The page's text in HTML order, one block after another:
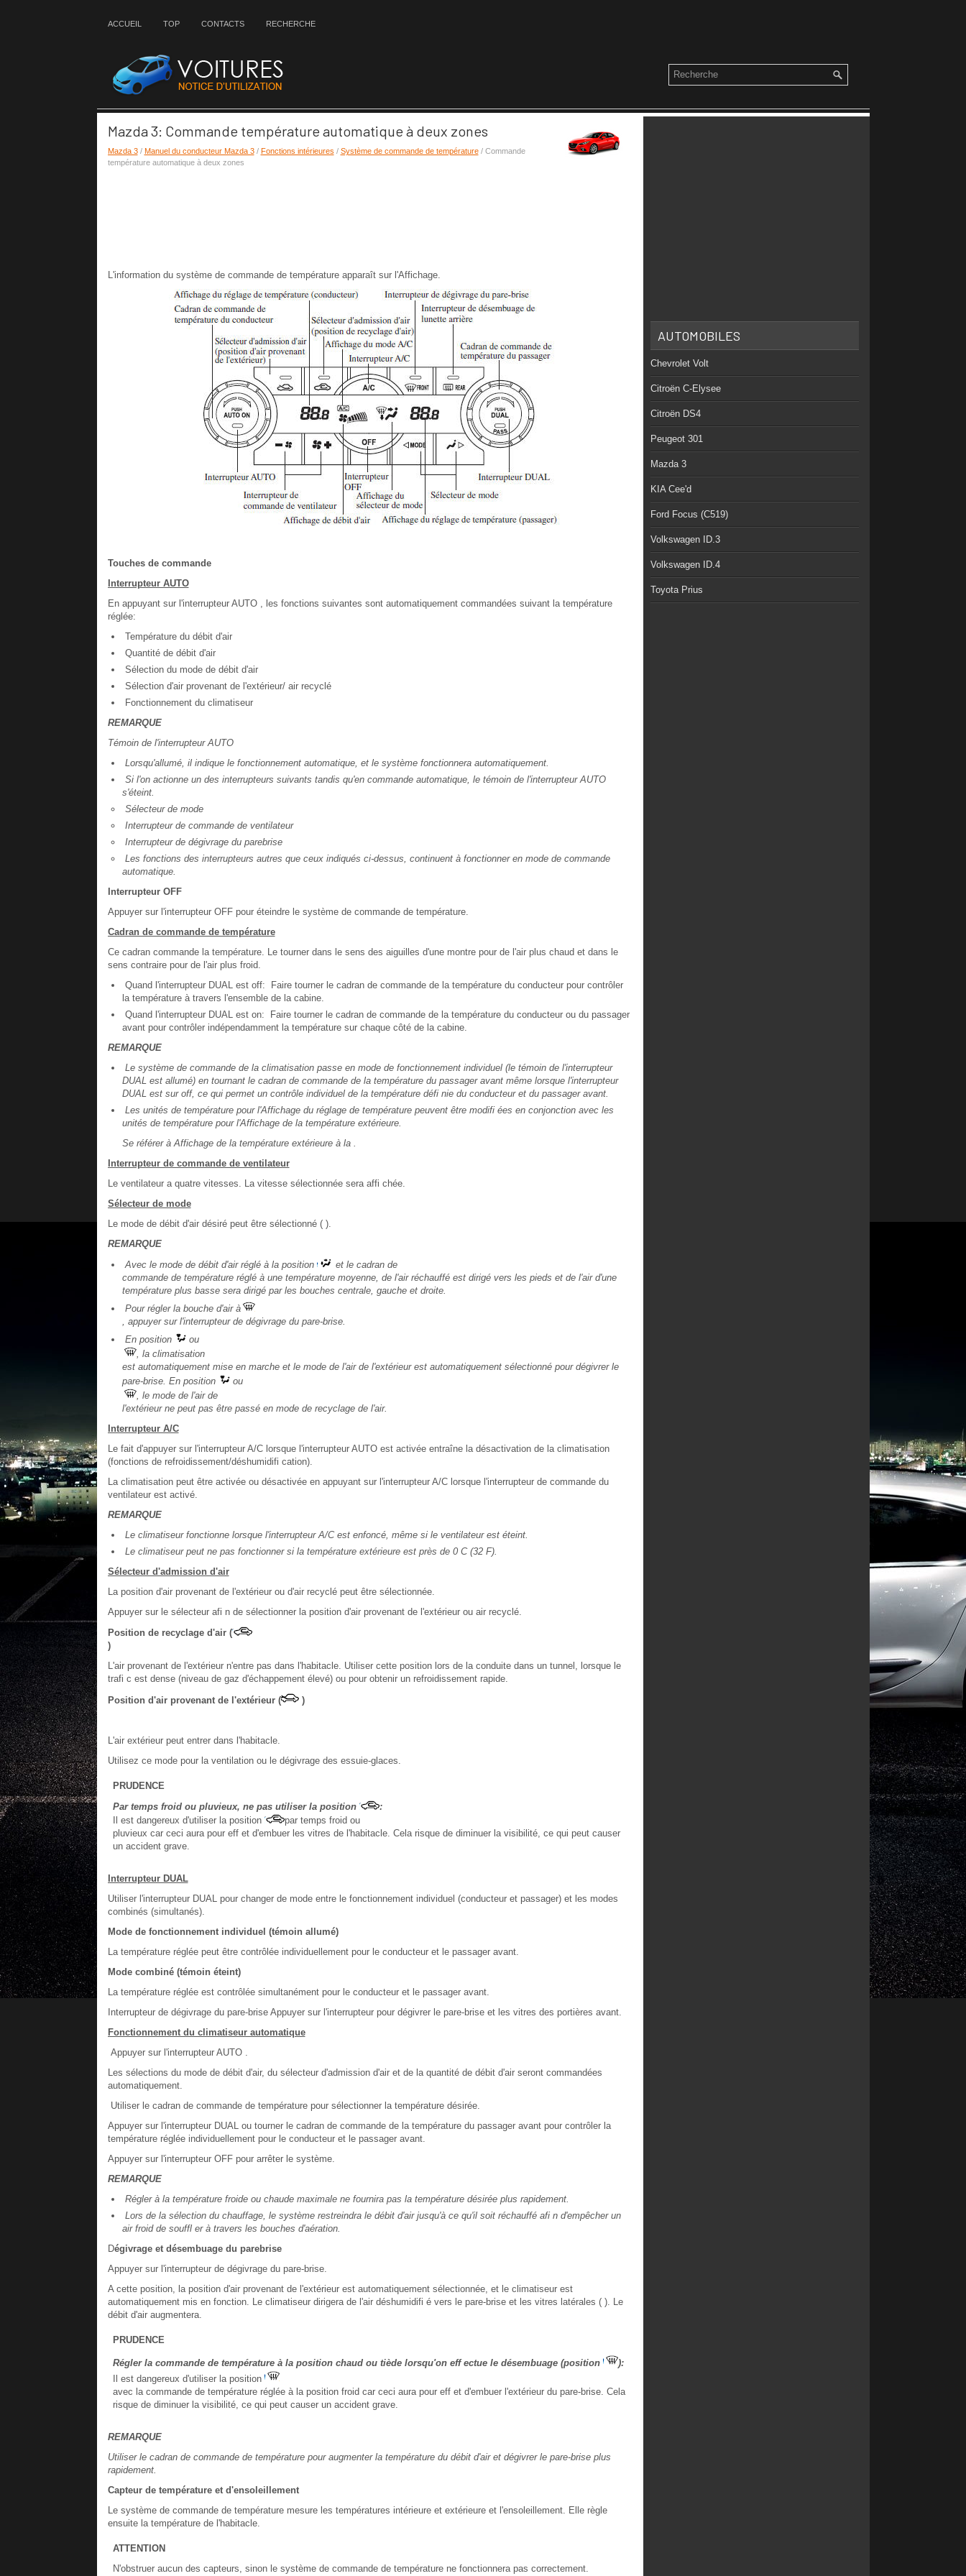
ACCUEIL TOP CONTACTS RECHERCHE
Mazda 3: Commande température automatique à deux zones
Mazda 3/ Manuel du conducteur Mazda 3/ Fonctions intérieures / Système de commande de température/ Commande
température automatique à deux zones
L'information du système de commande de température apparaît sur l'Affichage.
Touches de commande
Interrupteur AUTO
En appuyant sur l'interrupteur AUTO , les fonctions suivantes sont automatiquement commandées suivant la température
réglée:
Température du débit d'air
Quantité de débit d'air
Sélection du mode de débit d'air
Sélection d'air provenant de l'extérieur/ air recyclé
Fonctionnement du climatiseur
REMARQUE
Témoin de l'interrupteur AUTO
Lorsqu'allumé, il indique le fonctionnement automatique, et le système fonctionnera automatiquement.
Si l'on actionne un des interrupteurs suivants tandis qu'en commande automatique, le témoin de l'interrupteur AUTO
s'éteint.
Sélecteur de mode
Interrupteur de commande de ventilateur
Interrupteur de dégivrage du parebrise
Les fonctions des interrupteurs autres que ceux indiqués ci-dessus, continuent à fonctionner en mode de commande
automatique.
Interrupteur OFF
Appuyer sur l'interrupteur OFF pour éteindre le système de commande de température.
Cadran de commande de température
Ce cadran commande la température. Le tourner dans le sens des aiguilles d'une montre pour de l'air plus chaud et dans le
sens contraire pour de l'air plus froid.
Quand l'interrupteur DUAL est off: Faire tourner le cadran de commande de la température du conducteur pour contrôler
la température à travers l'ensemble de la cabine.
Quand l'interrupteur DUAL est on: Faire tourner le cadran de commande de la température du conducteur ou du passager
avant pour contrôler indépendamment la température sur chaque côté de la cabine.
REMARQUE
Le système de commande de la climatisation passe en mode de fonctionnement individuel (le témoin de l'interrupteur
DUAL est allumé) en tournant le cadran de commande de la température du passager avant même lorsque l'interrupteur
DUAL est sur off, ce qui permet un contrôle individuel de la température défi nie du conducteur et du passager avant.
Les unités de température pour l'Affichage du réglage de température peuvent être modifi ées en conjonction avec les
unités de température pour l'Affichage de la température extérieure.
Se référer à Affichage de la température extérieure à la .
Interrupteur de commande de ventilateur
Le ventilateur a quatre vitesses. La vitesse sélectionnée sera affi chée.
Sélecteur de mode
Le mode de débit d'air désiré peut être sélectionné ( ).
REMARQUE
Avec le mode de débit d'air réglé à la position
et le cadran de
commande de température réglé à une température moyenne, de l'air réchauffé est dirigé vers les pieds et de l'air d'une
température plus basse sera dirigé par les bouches centrale, gauche et droite.
Pour régler la bouche d'air à
, appuyer sur l'interrupteur de dégivrage du pare-brise.
En position
ou
, la climatisation
est automatiquement mise en marche et le mode de l'air de l'extérieur est automatiquement sélectionné pour dégivrer le
pare-brise. En position
ou
, le mode de l'air de
l'extérieur ne peut pas être passé en mode de recyclage de l'air.
Interrupteur A/C
Le fait d'appuyer sur l'interrupteur A/C lorsque l'interrupteur AUTO est activée entraîne la désactivation de la climatisation
(fonctions de refroidissement/déshumidifi cation).
La climatisation peut être activée ou désactivée en appuyant sur l'interrupteur A/C lorsque l'interrupteur de commande du
ventilateur est activé.
REMARQUE
Le climatiseur fonctionne lorsque l'interrupteur A/C est enfoncé, même si le ventilateur est éteint.
Le climatiseur peut ne pas fonctionner si la température extérieure est près de 0 C (32 F).
Sélecteur d'admission d'air
La position d'air provenant de l'extérieur ou d'air recyclé peut être sélectionnée.
Appuyer sur le sélecteur afi n de sélectionner la position d'air provenant de l'extérieur ou air recyclé.
Position de recyclage d'air (
)
L'air provenant de l'extérieur n'entre pas dans l'habitacle. Utiliser cette position lors de la conduite dans un tunnel, lorsque le
trafi c est dense (niveau de gaz d'échappement élevé) ou pour obtenir un refroidissement rapide.
Position d'air provenant de l'extérieur (
)
L'air extérieur peut entrer dans l'habitacle.
Utilisez ce mode pour la ventilation ou le dégivrage des essuie-glaces.
PRUDENCE
Par temps froid ou pluvieux, ne pas utiliser la position
:
Il est dangereux d'utiliser la position
par temps froid ou
pluvieux car ceci aura pour eff et d'embuer les vitres de l'habitacle. Cela risque de diminuer la visibilité, ce qui peut causer
un accident grave.
Interrupteur DUAL
Utiliser l'interrupteur DUAL pour changer de mode entre le fonctionnement individuel (conducteur et passager) et les modes
combinés (simultanés).
Mode de fonctionnement individuel (témoin allumé)
La température réglée peut être contrôlée individuellement pour le conducteur et le passager avant.
Mode combiné (témoin éteint)
La température réglée est contrôlée simultanément pour le conducteur et le passager avant.
Interrupteur de dégivrage du pare-brise Appuyer sur l'interrupteur pour dégivrer le pare-brise et les vitres des portières avant.
Fonctionnement du climatiseur automatique
Appuyer sur l'interrupteur AUTO .
Les sélections du mode de débit d'air, du sélecteur d'admission d'air et de la quantité de débit d'air seront commandées
automatiquement.
Utiliser le cadran de commande de température pour sélectionner la température désirée.
Appuyer sur l'interrupteur DUAL ou tourner le cadran de commande de la température du passager avant pour contrôler la
température réglée individuellement pour le conducteur et le passager avant.
Appuyer sur l'interrupteur OFF pour arrêter le système.
REMARQUE
Régler à la température froide ou chaude maximale ne fournira pas la température désirée plus rapidement.
Lors de la sélection du chauffage, le système restreindra le débit d'air jusqu'à ce qu'il soit réchauffé afi n d'empêcher un
air froid de souffl er à travers les bouches d'aération.
Dégivrage et désembuage du parebrise
Appuyer sur l'interrupteur de dégivrage du pare-brise.
A cette position, la position d'air provenant de l'extérieur est automatiquement sélectionnée, et le climatiseur est
automatiquement mis en fonction. Le climatiseur dirigera de l'air déshumidifi é vers le pare-brise et les vitres latérales ( ). Le
débit d'air augmentera.
PRUDENCE
Régler la commande de température à la position chaud ou tiède lorsqu'on eff ectue le désembuage (position
):
Il est dangereux d'utiliser la position
avec la commande de température réglée à la position froid car ceci aura pour eff et d'embuer l'extérieur du pare-brise. Cela
risque de diminuer la visibilité, ce qui peut causer un accident grave.
REMARQUE
Utiliser le cadran de commande de température pour augmenter la température du débit d'air et dégivrer le pare-brise plus
rapidement.
Capteur de température et d'ensoleillement
Le système de commande de température mesure les températures intérieure et extérieure et l'ensoleillement. Elle règle
ensuite la température de l'habitacle.
ATTENTION
N'obstruer aucun des capteurs, sinon le système de commande de température ne fonctionnera pas correctement.
AUTOMOBILES
Chevrolet Volt
Citroën C-Elysee
Citroën DS4
Peugeot 301
Mazda 3
KIA Cee'd
Ford Focus (C519)
Volkswagen ID.3
Volkswagen ID.4
Toyota Prius